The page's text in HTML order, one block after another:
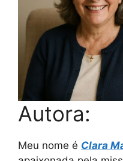
Autora:
Meu nome é Clara